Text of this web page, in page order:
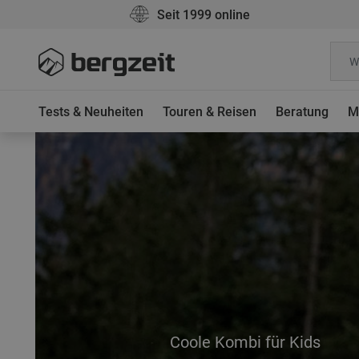
Seit 1999 online
Tests & Neuheiten Touren & Reisen Beratung
Coole Kombi für Kids